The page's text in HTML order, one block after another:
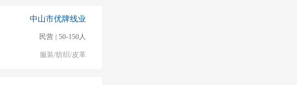
中山市优牌线业
民营 | 50-150人
服装/纺织/皮革